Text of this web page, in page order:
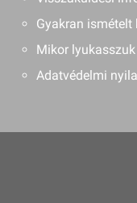
Gyakran ismételt
Mikor
Adatvédelmi